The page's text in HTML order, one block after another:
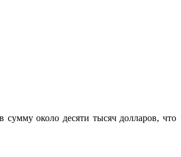
около десяти тысяч долларов, что